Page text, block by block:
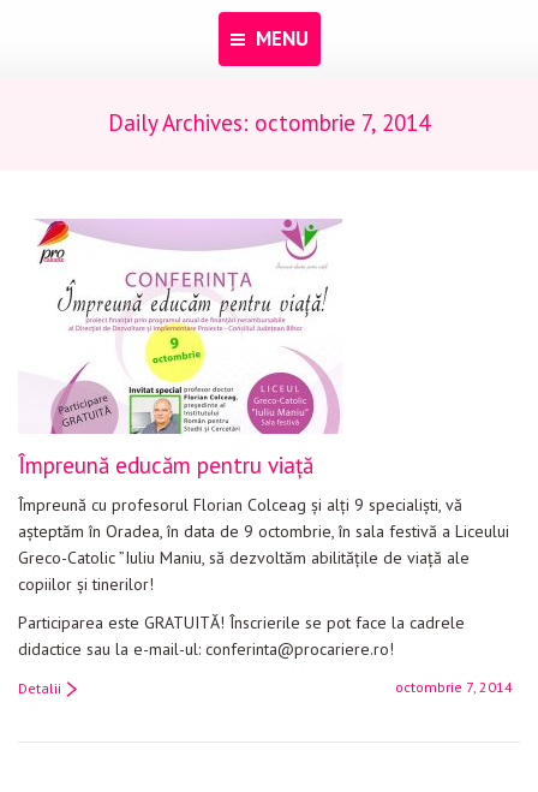
MENU
Acasă
Programe
Pentru dascăli
Evenimente
Materiale educaționale
Blog
Anunțuri
Contact
Daily Archives: octombrie 7, 2014
Împreună educăm pentru viață
Împreună cu profesorul Florian Colceag și alți 9 specialiști, vă
așteptăm în Oradea, în data de 9 octombrie, în sala festivă a Liceului
Greco-Catolic ”Iuliu Maniu, să dezvoltăm abilitățile de viață ale
copiilor și tinerilor!
Participarea este GRATUITĂ! Înscrierile se pot face la cadrele
didactice sau la e-mail-ul: conferinta@procariere.ro!
octombrie 7, 2014
Detalii